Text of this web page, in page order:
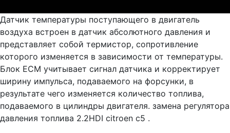
Датчик температуры поступающего в двигатель
воздуха встроен в датчик абсолютного давления и
представляет собой термистор, сопротивление
которого изменяется в зависимости от температуры.
Блок ЕСМ учитывает сигнал датчика и корректирует
ширину импульса, подаваемого на форсунки, в
результате чего изменяется количество топлива,
подаваемого в цилиндры двигателя. замена регулятора
давления топлива 2.2HDI citroen c5 .